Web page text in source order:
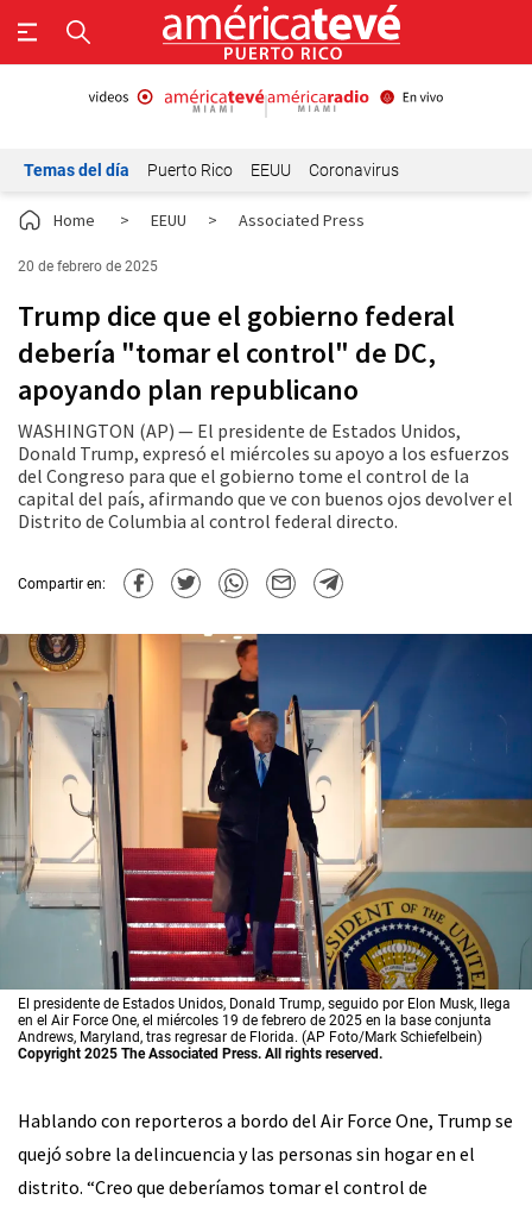
Temas del día Puerto Rico EEUU Coronavirus
Home > EEUU > Associated Press
20 de febrero de 2025
Trump dice que el gobierno federal
debería "tomar el control" de DC,
apoyando plan republicano
WASHINGTON (AP) — El presidente de Estados Unidos,
Donald Trump, expresó el miércoles su apoyo a los esfuerzos
del Congreso para que el gobierno tome el control de la
capital del país, afirmando que ve con buenos ojos devolver el
Distrito de Columbia al control federal directo.
Compartir en:
El presidente de Estados Unidos, Donald Trump, seguido por Elon Musk, llega
en el Air Force One, el miércoles 19 de febrero de 2025 en la base conjunta
Andrews, Maryland, tras regresar de Florida. (AP Foto/Mark Schiefelbein)
Copyright 2025 The Associated Press. All rights reserved.
Hablando con reporteros a bordo del Air Force One, Trump se
quejó sobre la delincuencia y las personas sin hogar en el
distrito. “Creo que deberíamos tomar el control de